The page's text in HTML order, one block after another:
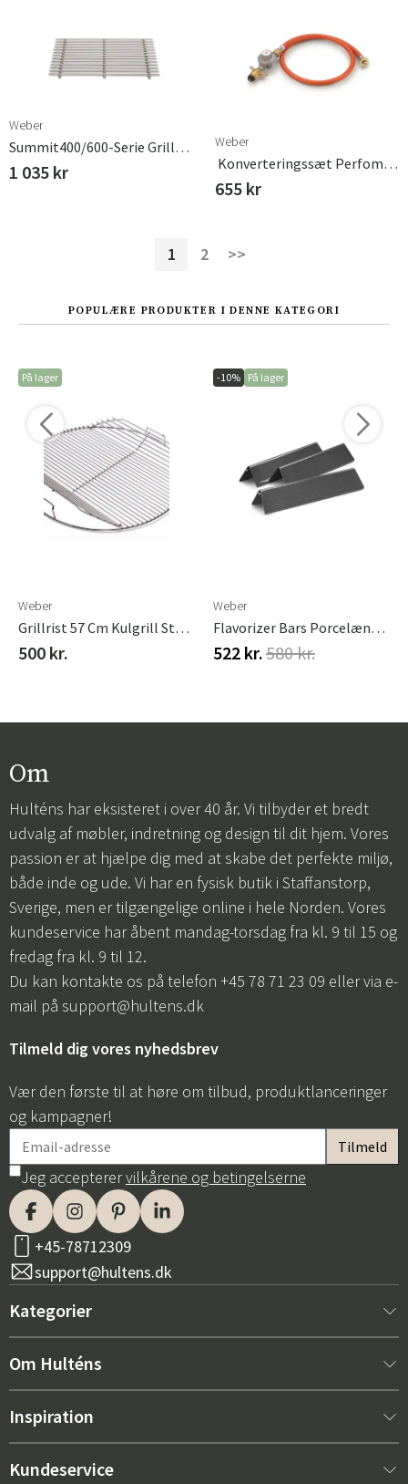
Weber
Summit400/600-Serie Grillrist (2007-) – Rustfrit Stål
1 035 kr
Weber
Konverteringssæt Perfomer Weber
655 kr
1 2 >>
POPULÆRE PRODUKTER I DENNE KATEGORI
På lager
Weber
Grillrist 57 Cm Kulgrill Stål Weber
500 kr.
-10% På lager
Weber
Flavorizer Bars Porcelænsemaljeret Spirit 200 Serie 2013 Weber
522 kr.580 kr.
Om
Hulténs har eksisteret i over 40 år. Vi tilbyder et bredt
udvalg af møbler, indretning og design til dit hjem. Vores
passion er at hjælpe dig med at skabe det perfekte miljø,
både inde og ude. Vi har en fysisk butik i Staffanstorp,
Sverige, men er tilgængelige online i hele Norden. Vores
kundeservice har åbent mandag-torsdag fra kl. 9 til 15 og
fredag fra kl. 9 til 12.
Du kan kontakte os på telefon +45 78 71 23 09 eller via e-
mail på support@hultens.dk
Tilmeld dig vores nyhedsbrev
Vær den første til at høre om tilbud, produktlanceringer
og kampagner!
Jeg accepterervilkårene og betingelserne
+45-78712309
support@hultens.dk
Kategorier
Nyt hos os
Indretning
Om Hulténs
Om Hulténs
Inspiration
Bestsellere
Kundeservice